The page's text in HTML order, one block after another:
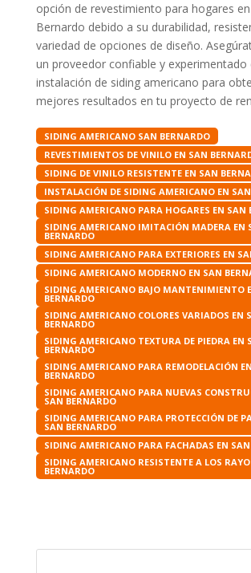
opción de revestimiento para hogares en
Bernardo debido a su durabilidad,
variedad de opciones de diseño.
un proveedor confiable y experimentado
instalación de siding americano para
mejores resultados en tu proyecto de
SIDING AMERICANO SAN BERNARDO
REVESTIMIENTOS DE VINILO EN SAN
SIDING DE VINILO RESISTENTE EN SAN
INSTALACIÓN DE SIDING AMERICANO EN
SIDING AMERICANO PARA HOGARES EN SAN
SIDING AMERICANO IMITACIÓN MADERA EN
BERNARDO
SIDING AMERICANO PARA EXTERIORES EN
SIDING AMERICANO MODERNO EN SAN
SIDING AMERICANO BAJO MANTENIMIENTO
BERNARDO
SIDING AMERICANO COLORES VARIADOS EN
BERNARDO
SIDING AMERICANO TEXTURA DE PIEDRA EN
BERNARDO
SIDING AMERICANO PARA REMODELACIÓN
BERNARDO
SIDING AMERICANO PARA NUEVAS
SAN BERNARDO
SIDING AMERICANO PARA PROTECCIÓN DE
SAN BERNARDO
SIDING AMERICANO PARA FACHADAS EN
SIDING AMERICANO RESISTENTE A LOS
BERNARDO